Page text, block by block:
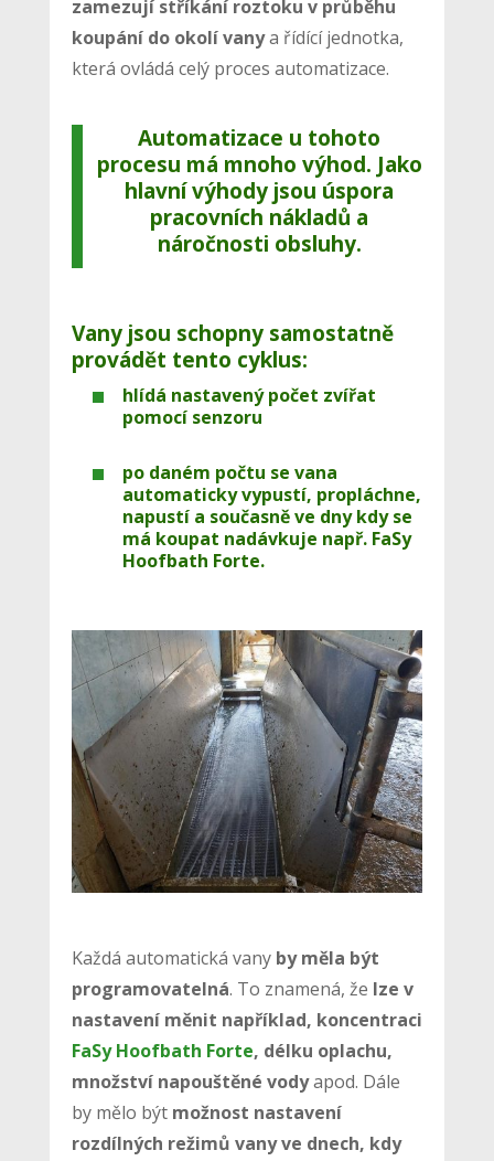
zamezují stříkání roztoku v průběhu
koupání do okolí vanya řídící jednotka,
která ovládá celý proces automatizace.
Automatizace u tohoto
procesu má mnoho výhod. Jako
hlavní výhody jsou úspora
pracovních nákladů a
náročnosti obsluhy.
Vany jsou schopny samostatně
provádět tento cyklus:
hlídá nastavený počet zvířat
pomocí senzoru
po daném počtu se vana
automaticky vypustí, propláchne,
napustí a současně ve dny kdy se
má koupat nadávkuje např. FaSy
Hoofbath Forte.
Každá automatická vany by měla být
programovatelná. To znamená, že lze v
nastavení měnit například, koncentraci
FaSy Hoofbath Forte, délku oplachu,
množství napouštěné vodyapod. Dále
by mělo býtmožnost nastavení
rozdílných režimů vany ve dnech, kdy